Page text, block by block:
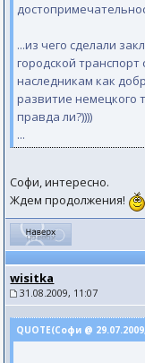
...из чего сделали
городской
наследникам как
развитие немецкого
правда ли?))))
...
Софи, интересно.
Ждем продолжения!
wisitka
31.08.2009, 11:07
QUOTE(Софи @